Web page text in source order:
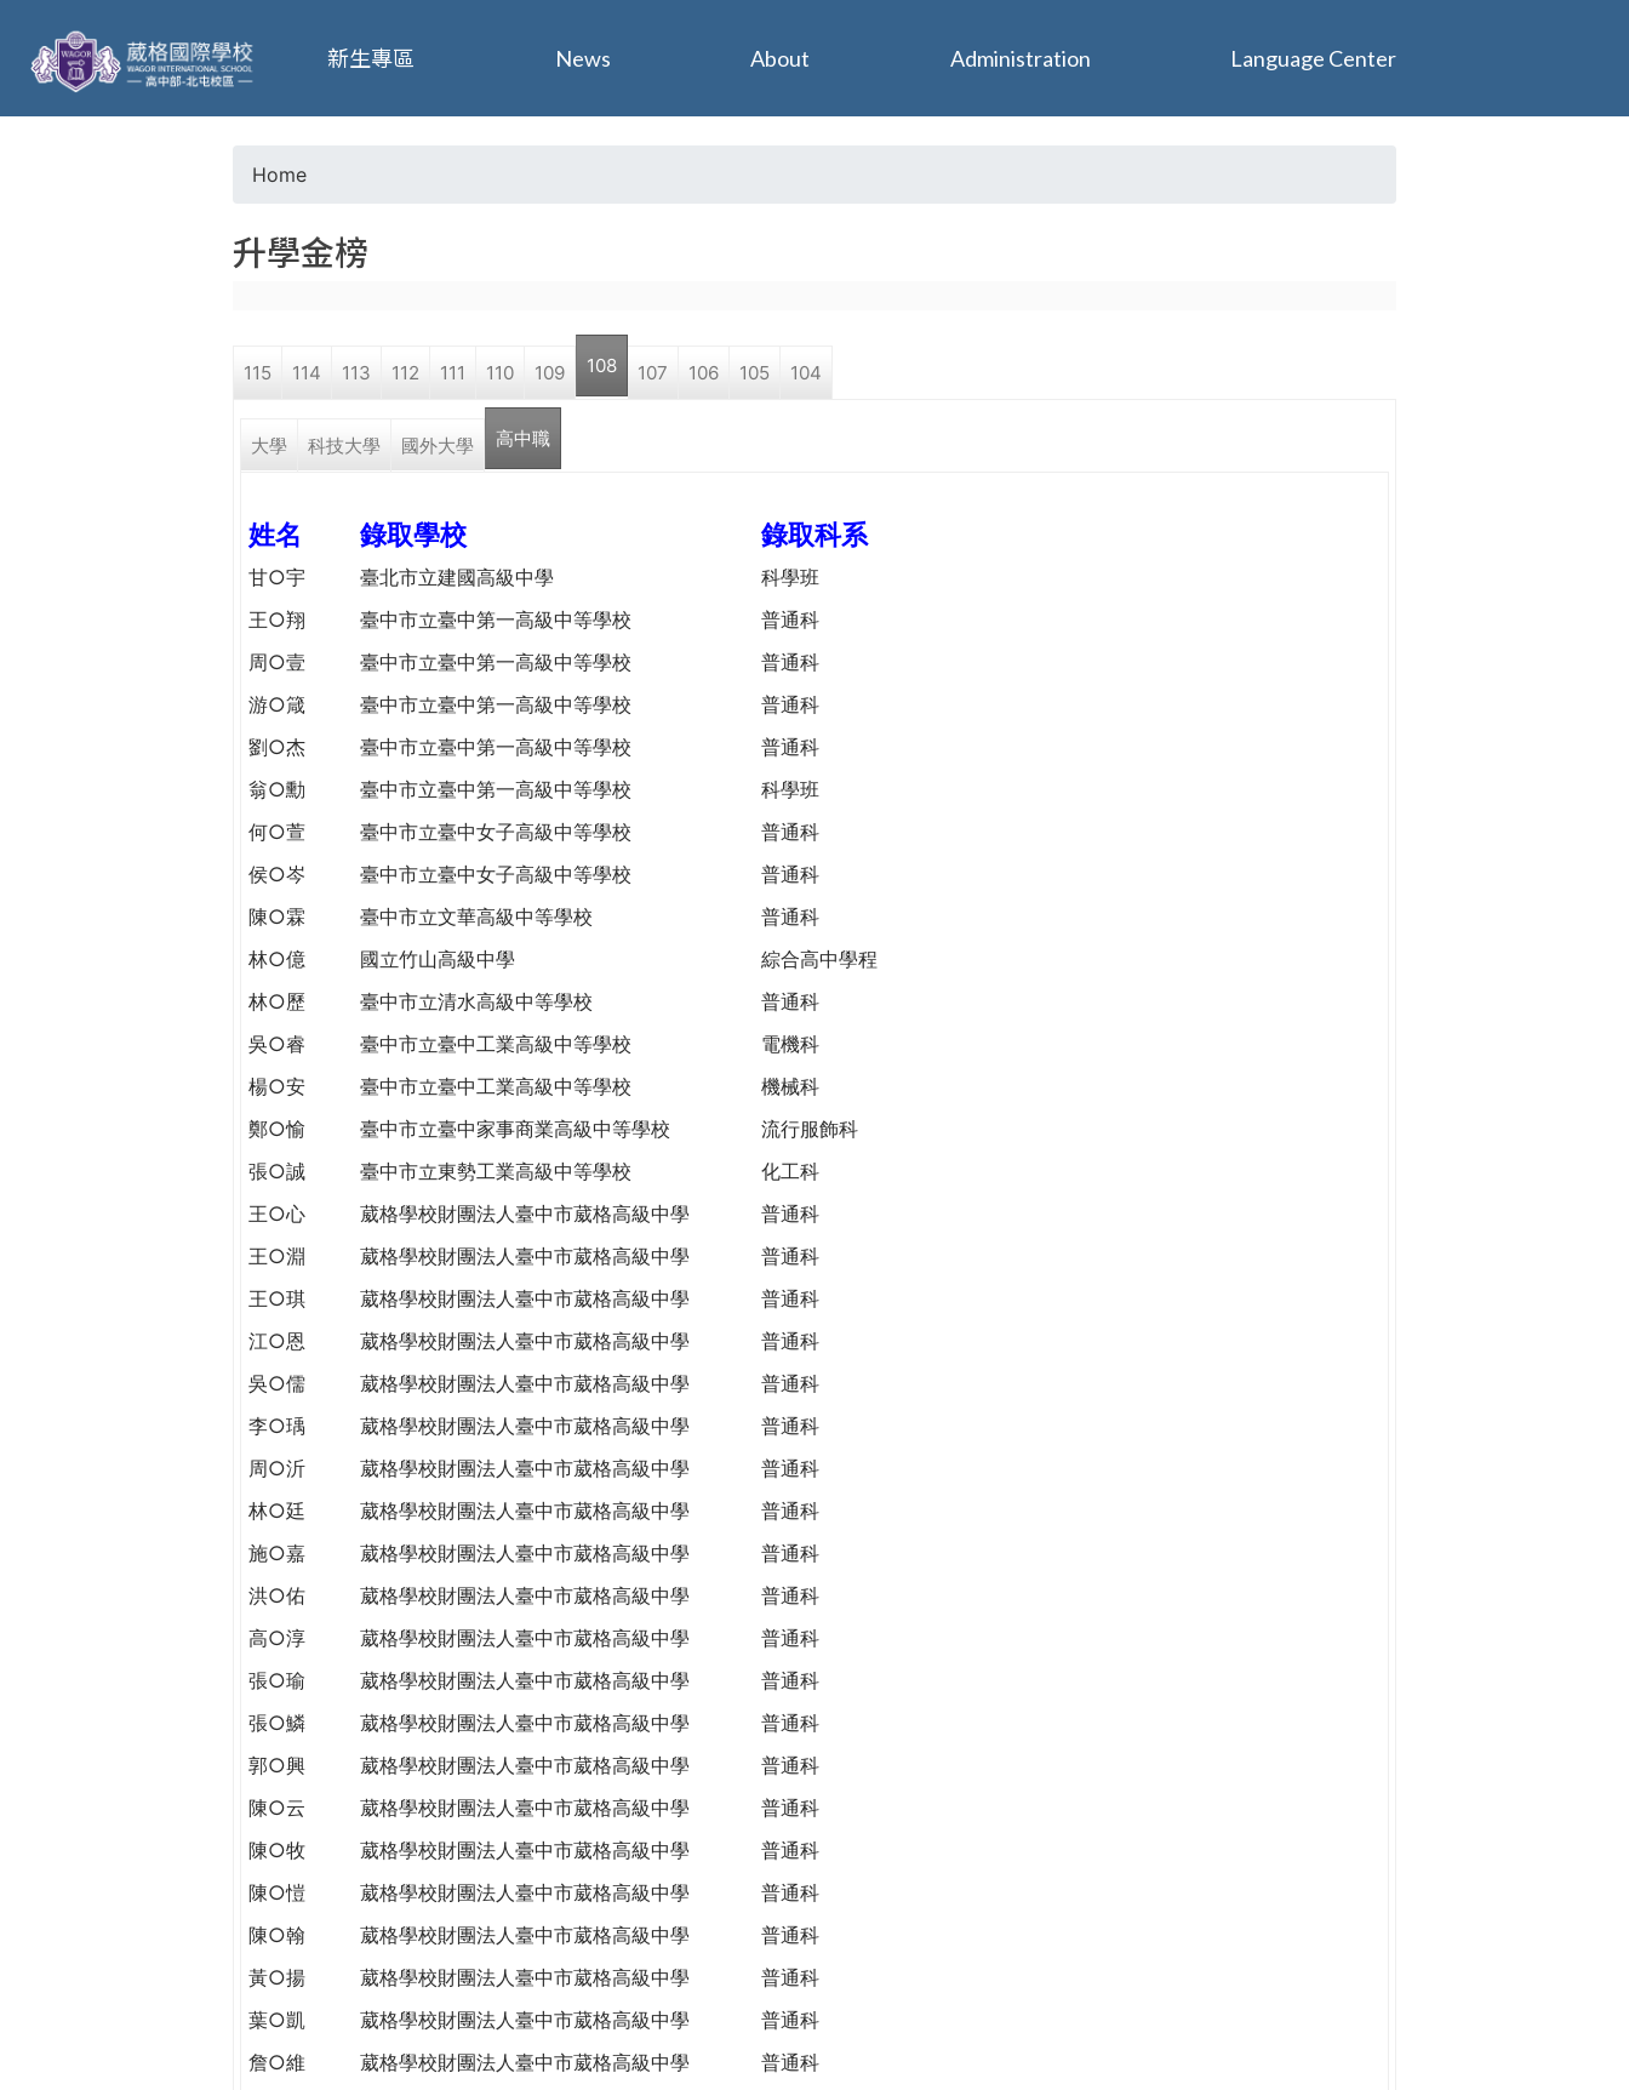
葳
格
o
a
r
h
e
r
e
Home
升學金榜
115 114 113 112 111 110 109 108 107 106 105 104
大學 科技大學 國外大學 高中職
姓名 錄取學校 錄取科系
甘○宇 臺北市立建國高級中學
科學班
王○翔
臺中市立臺中第一高級中等學校
普通科
周○壹
臺中市立臺中第一高級中等學校
普通科
游○箴
臺中市立臺中第一高級中等學校
普通科
劉○杰
臺中市立臺中第一高級中等學校
普通科
翁○勳
臺中市立臺中第一高級中等學校
科學班
何○萱
臺中市立臺中女子高級中等學校
普通科
侯○岑
臺中市立臺中女子高級中等學校
普通科
陳○霖
臺中市立文華高級中等學校
普通科
林○億
國立竹山高級中學
綜合高中學程
林○歷
臺中市立清水高級中等學校
普通科
吳○睿
臺中市立臺中工業高級中等學校
電機科
楊○安
臺中市立臺中工業高級中等學校
機械科
鄭○愉
臺中市立臺中家事商業高級中等學校
流行服飾科
張○誠
臺中市立東勢工業高級中等學校
化工科
王○心
葳格學校財團法人臺中市葳格高級中學
普通科
王○淵
葳格學校財團法人臺中市葳格高級中學
普通科
王○琪
葳格學校財團法人臺中市葳格高級中學
普通科
江○恩
葳格學校財團法人臺中市葳格高級中學
普通科
吳○儒
葳格學校財團法人臺中市葳格高級中學
普通科
李○瑀
葳格學校財團法人臺中市葳格高級中學
普通科
周○沂
葳格學校財團法人臺中市葳格高級中學
普通科
林○廷
葳格學校財團法人臺中市葳格高級中學
普通科
施○嘉
葳格學校財團法人臺中市葳格高級中學
普通科
洪○佑
葳格學校財團法人臺中市葳格高級中學
普通科
高○淳
葳格學校財團法人臺中市葳格高級中學
普通科
張○瑜
葳格學校財團法人臺中市葳格高級中學
普通科
張○鱗
葳格學校財團法人臺中市葳格高級中學
普通科
郭○興
葳格學校財團法人臺中市葳格高級中學
普通科
陳○云
葳格學校財團法人臺中市葳格高級中學
普通科
陳○牧
葳格學校財團法人臺中市葳格高級中學
普通科
陳○愷
葳格學校財團法人臺中市葳格高級中學
普通科
陳○翰
葳格學校財團法人臺中市葳格高級中學
普通科
黃○揚
葳格學校財團法人臺中市葳格高級中學
普通科
葉○凱
葳格學校財團法人臺中市葳格高級中學
普通科
詹○維
葳格學校財團法人臺中市葳格高級中學
普通科
新生專區 News About Administration Language Center